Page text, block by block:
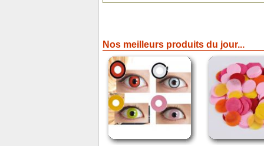
Nos meilleurs produits du jour...